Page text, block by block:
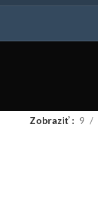
Zobraziť 9